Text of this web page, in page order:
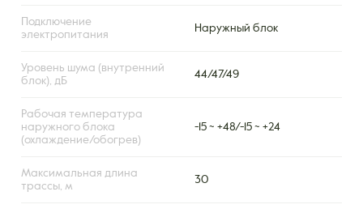
Подключение
электропитания
Наружный блок
Уровень шума (внутренний
блок), дБ
44/47/49
Рабочая температура
наружного блока
(охлаждение/обогрев)
-15 ~ +48/-15 ~ +24
Максимальная длина
трассы, м
30